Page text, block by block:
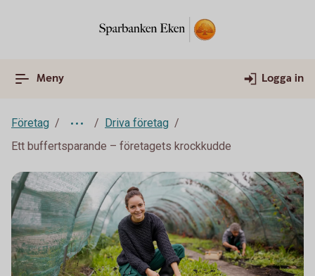
Meny Logga in
Företag
Driva företag
Ett buffertsparande – företagets krockkudde